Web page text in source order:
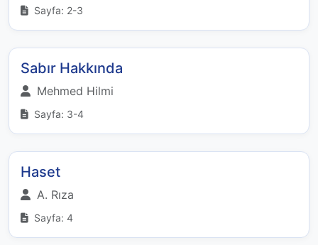
Sayfa: 2-3
Sabır Hakkında
Mehmed Hilmi
Sayfa: 3-4
Haset
A. Rıza
Sayfa: 4